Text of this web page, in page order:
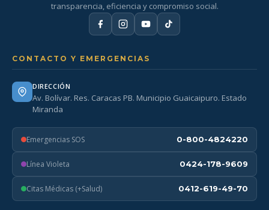
transparencia, eficiencia y compromiso social.
CONTACTO Y EMERGENCIAS
DIRECCIÓN
Av. Bolívar. Res. Caracas PB. Municipio Guaicaipuro. Estado
Miranda
Emergencias SOS 0-800-4824220
Línea Violeta 0424-178-9609
Citas Médicas (+Salud) 0412-619-49-70